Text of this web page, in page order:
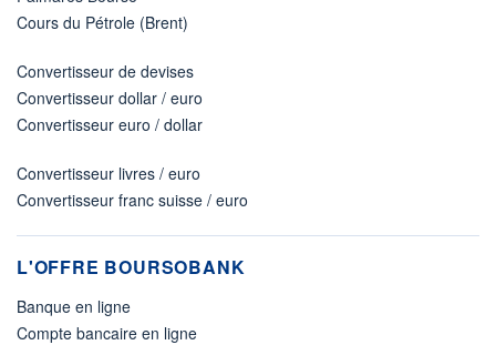
Cours du Pétrole (Brent)
Convertisseur de devises
Convertisseur dollar / euro
Convertisseur euro / dollar
Convertisseur livres / euro
Convertisseur franc suisse / euro
L'OFFRE BOURSOBANK
Banque en ligne
Compte bancaire en ligne